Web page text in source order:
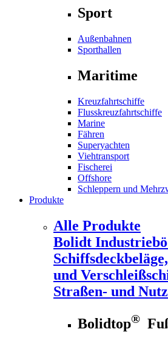
Sport
Außenbahnen
Sporthallen
Maritime
Kreuzfahrtschiffe
Flusskreuzfahrtschiffe
Marine
Fähren
Superyachten
Viehtransport
Fischerei
Offshore
Schleppern und
Produkte
Alle Produkte
Bolidt
und
Straßen- und
Bolidtop®